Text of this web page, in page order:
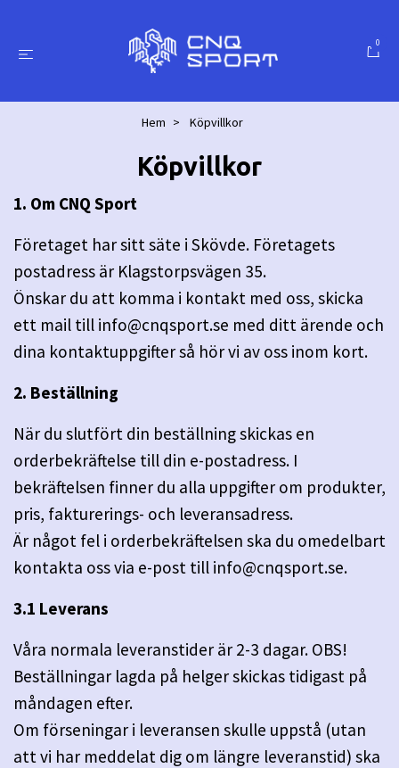
0
Hem Köpvillkor
Köpvillkor
1. Om CNQ Sport
Företaget har sitt säte i Skövde. Företagets
postadress är Klagstorpsvägen 35.
Önskar du att komma i kontakt med oss, skicka
ett mail till info@cnqsport.se med ditt ärende och
dina kontaktuppgifter så hör vi av oss inom kort.
2. Beställning
När du slutfört din beställning skickas en
orderbekräftelse till din e-postadress. I
bekräftelsen finner du alla uppgifter om produkter,
pris, fakturerings- och leveransadress.
Är något fel i orderbekräftelsen ska du omedelbart
kontakta oss via e-post till info@cnqsport.se.
3.1 Leverans
Våra normala leveranstider är 2-3 dagar. OBS!
Beställningar lagda på helger skickas tidigast på
måndagen efter.
Om förseningar i leveransen skulle uppstå (utan
att vi har meddelat dig om längre leveranstid) ska